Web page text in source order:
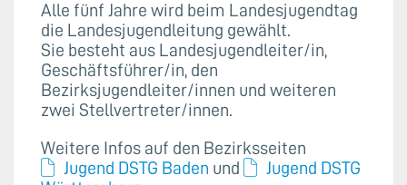
Alle fünf Jahre wird beim Landesjugendtag
die Landesjugendleitung gewählt.
Sie besteht aus Landesjugendleiter/in,
Geschäftsführer/in, den
Bezirksjugendleiter/innen und weiteren
zwei Stellvertreter/innen.
Weitere Infos auf den Bezirksseiten
Jugend DSTG Baden und
Jugend DSTG